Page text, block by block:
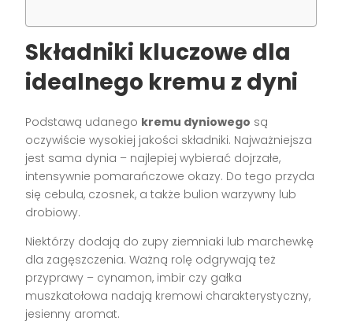
Składniki kluczowe dla
idealnego kremu z dyni
Podstawą udanego kremu dyniowego są
oczywiście wysokiej jakości składniki. Najważniejsza
jest sama dynia – najlepiej wybierać dojrzałe,
intensywnie pomarańczowe okazy. Do tego przyda
się cebula, czosnek, a także bulion warzywny lub
drobiowy.
Niektórzy dodają do zupy ziemniaki lub marchewkę
dla zagęszczenia. Ważną rolę odgrywają też
przyprawy – cynamon, imbir czy gałka
muszkatołowa nadają kremowi charakterystyczny,
jesienny aromat.